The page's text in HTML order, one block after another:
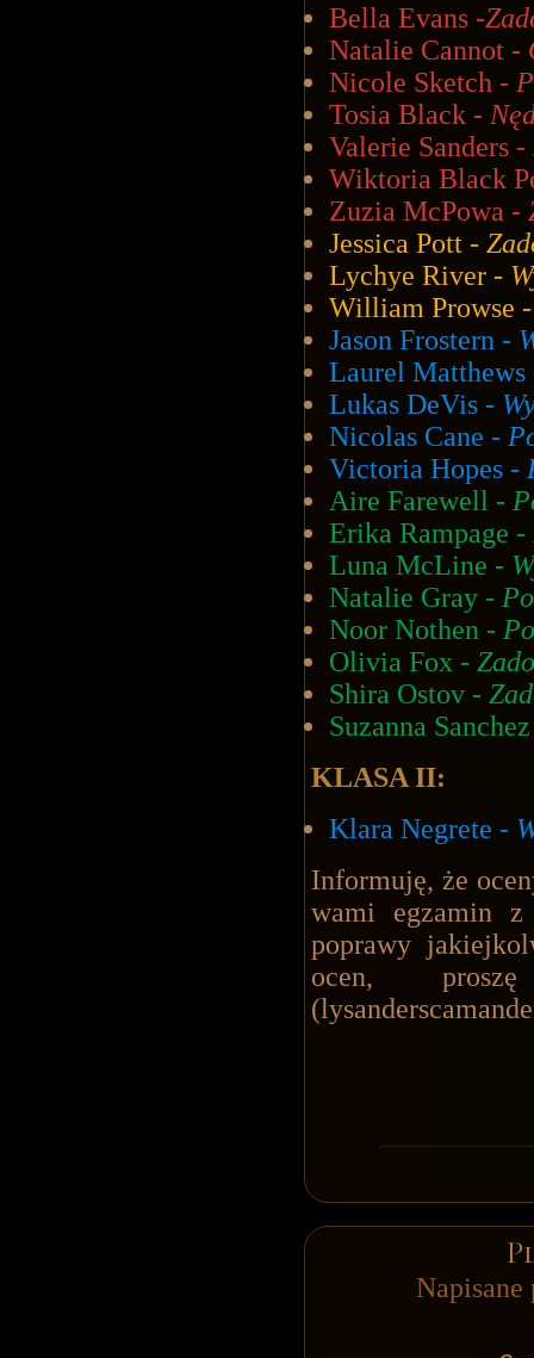
Bella Evans -
Natalie Cannot -
Nicole Sketch -
Tosia Black -
Valerie Sanders -
Wiktoria Black
Zuzia McPowa -
Jessica Pott -
Lychye River -
William Prowse
Jason Frostern -
Laurel
Lukas DeVis -
Nicolas Cane -
Victoria Hopes -
Aire Farewell -
Erika Rampage -
Luna McLine -
Natalie Gray -
Noor Nothen -
Olivia Fox -
Shira Ostov -
Suzanna
KLASA II:
Klara Negrete -
Informuję, że
wami egzamin
poprawy
ocen,
(
Napisane